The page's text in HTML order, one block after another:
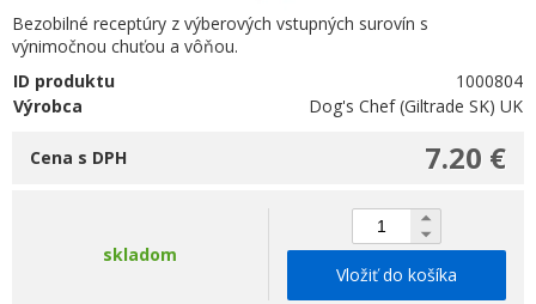
Bezobilné receptúry z výberových vstupných surovín s
výnimočnou chuťou a vôňou.
ID produktu
1000804
Výrobca
Dog's Chef (Giltrade SK) UK
7.20 €
Cena s DPH
skladom
Vložiť do košíka